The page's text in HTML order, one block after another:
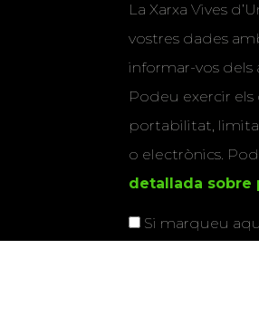
La Xarxa Vives
vostres dades
informar-vos dels
Podeu exercir els
portabilitat,
o electrònics.
detallada sobre
Si marqueu